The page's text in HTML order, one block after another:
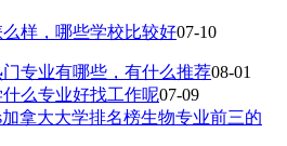
样，哪些学校比较好07-10
专业有哪些，有什么推荐08-01
么专业好找工作呢07-09
加拿大大学排名榜生物专业前三的